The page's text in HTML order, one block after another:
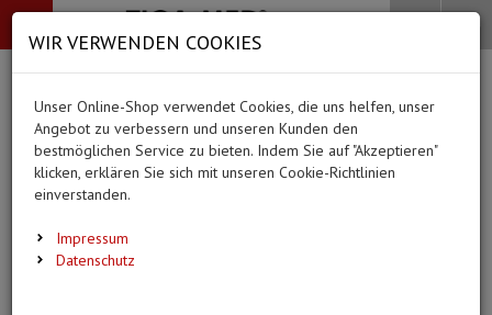
-->
Bekleidung
Alle Kategorien
BEKLEIDUNG
Medizinische Hilfsmittel
Alle Kategorien
MEDIZINISCHE
Ergebnisse)
Pflege & Alltag
Alle Kategorien
PFLEGE & ALLTAG (66 Ergebnisse)
Alle anzeigen
Waschhandschuhe
Alle Kategorien
DIAGNOSTIK &
Ihr Warenkorb ist momentan leer.
Ergebnisse () Fertig
Menü Search
WIR VERWENDEN COOKIES
Unser Online-Shop verwendet Cookies, die uns helfen, unser
Angebot zu verbessern und unseren Kunden den
bestmöglichen Service zu bieten. Indem Sie auf "Akzeptieren"
klicken, erklären Sie sich mit unseren Cookie-Richtlinien
einverstanden.
Impressum
Datenschutz